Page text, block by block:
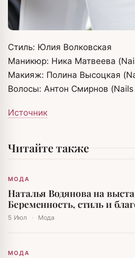
Cтиль: Юлия Волковская
Маникюр: Ника Матвеева
Макияж: Полина Высоцкая
Волосы: Антон Смирнов
Источник
Читайте также
МОДА
Наталья Водянова на
Беременность, стиль и
5 Июл · Мода
МОДА